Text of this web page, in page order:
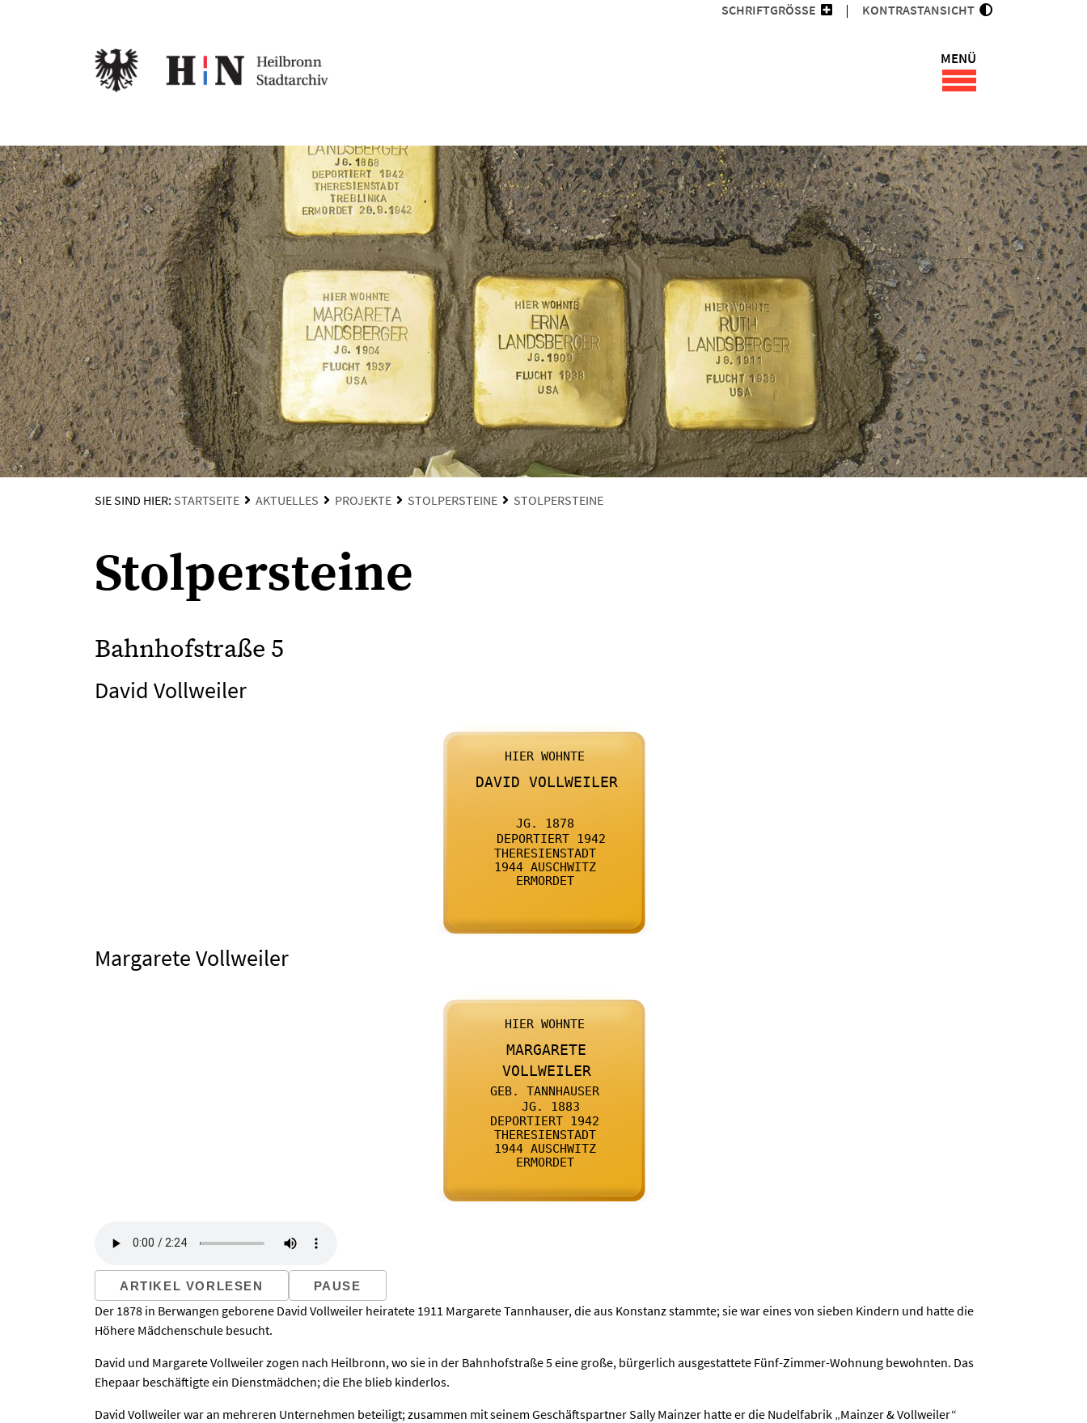
SCHRIFTGRÖSSE KONTRASTANSICHT
MENÜ
SIE SIND HIER: STARTSEITE AKTUELLES PROJEKTE STOLPERSTEINE STOLPERSTEINE
Stolpersteine
Bahnhofstraße 5
David Vollweiler
HIER WOHNTE
DAVID VOLLWEILER
JG. 1878
DEPORTIERT 1942
THERESIENSTADT
1944 AUSCHWITZ
ERMORDET
Margarete Vollweiler
HIER WOHNTE
MARGARETE
VOLLWEILER
GEB. TANNHAUSER
JG. 1883
DEPORTIERT 1942
THERESIENSTADT
1944 AUSCHWITZ
ERMORDET
ARTIKEL VORLESEN PAUSE
Der 1878 in Berwangen geborene David Vollweiler heiratete 1911 Margarete Tannhauser, die aus Konstanz stammte; sie war eines von sieben Kindern und hatte die
Höhere Mädchenschule besucht.
David und Margarete Vollweiler zogen nach Heilbronn, wo sie in der Bahnhofstraße 5 eine große, bürgerlich ausgestattete Fünf-Zimmer-Wohnung bewohnten. Das
Ehepaar beschäftigte ein Dienstmädchen; die Ehe blieb kinderlos.
David Vollweiler war an mehreren Unternehmen beteiligt; zusammen mit seinem Geschäftspartner Sally Mainzer hatte er die Nudelfabrik „Mainzer & Vollweiler“